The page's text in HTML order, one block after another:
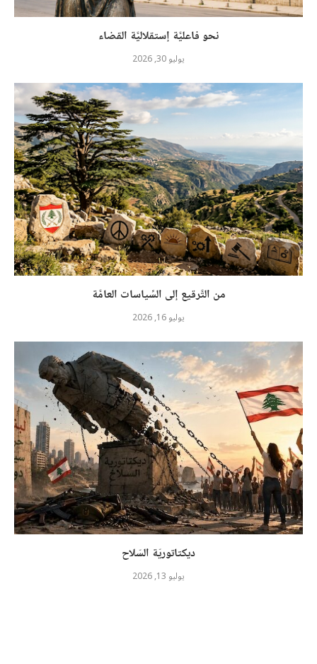
نحو فاعليَّة إستقلاليَّة القضاء
يوليو 30, 2026
من التَّرقيع إلى السِّياسات العامَّة
يوليو 16, 2026
ديكتاتوريّة السّلاح
يوليو 13, 2026